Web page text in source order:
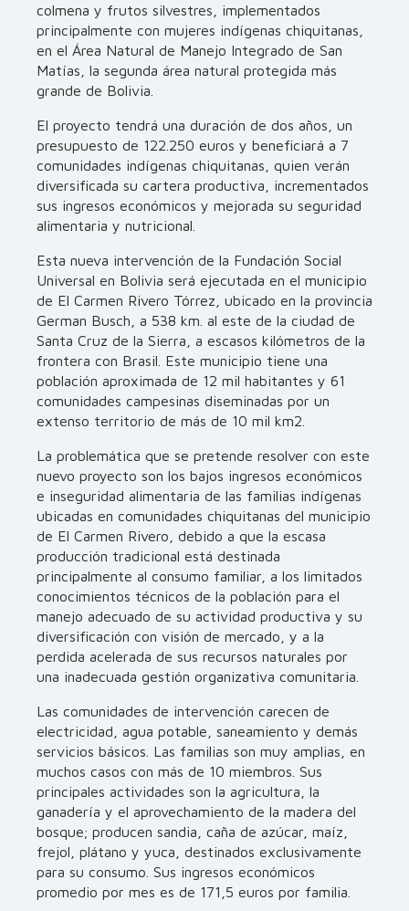
colmena y frutos silvestres, implementados
principalmente con mujeres indígenas chiquitanas,
en el Área Natural de Manejo Integrado de San
Matías, la segunda área natural protegida más
grande de Bolivia.
El proyecto tendrá una duración de dos años, un
presupuesto de 122.250 euros y beneficiará a 7
comunidades indígenas chiquitanas, quien verán
diversificada su cartera productiva, incrementados
sus ingresos económicos y mejorada su seguridad
alimentaria y nutricional.
Esta nueva intervención de la Fundación Social
Universal en Bolivia será ejecutada en el municipio
de El Carmen Rivero Tórrez, ubicado en la provincia
German Busch, a 538 km. al este de la ciudad de
Santa Cruz de la Sierra, a escasos kilómetros de la
frontera con Brasil. Este municipio tiene una
población aproximada de 12 mil habitantes y 61
comunidades campesinas diseminadas por un
extenso territorio de más de 10 mil km2.
La problemática que se pretende resolver con este
nuevo proyecto son los bajos ingresos económicos
e inseguridad alimentaria de las familias indígenas
ubicadas en comunidades chiquitanas del municipio
de El Carmen Rivero, debido a que la escasa
producción tradicional está destinada
principalmente al consumo familiar, a los limitados
conocimientos técnicos de la población para el
manejo adecuado de su actividad productiva y su
diversificación con visión de mercado, y a la
perdida acelerada de sus recursos naturales por
una inadecuada gestión organizativa comunitaria.
Las comunidades de intervención carecen de
electricidad, agua potable, saneamiento y demás
servicios básicos. Las familias son muy amplias, en
muchos casos con más de 10 miembros. Sus
principales actividades son la agricultura, la
ganadería y el aprovechamiento de la madera del
bosque; producen sandia, caña de azúcar, maíz,
frejol, plátano y yuca, destinados exclusivamente
para su consumo. Sus ingresos económicos
promedio por mes es de 171,5 euros por familia.